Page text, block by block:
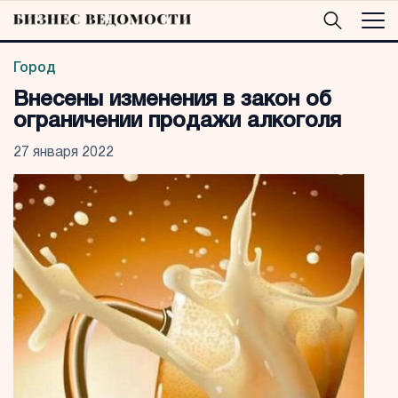
Город
Внесены изменения в закон об
ограничении продажи алкоголя
27 января 2022